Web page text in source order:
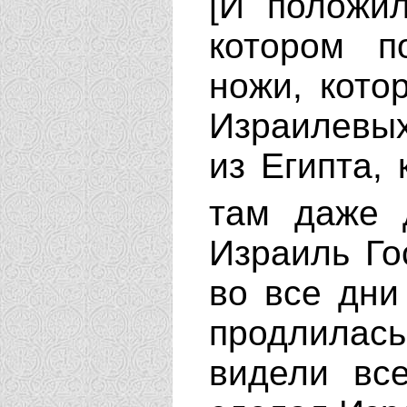
котором
ножи,
из Египта,
там даже
Израиль
во все
видели